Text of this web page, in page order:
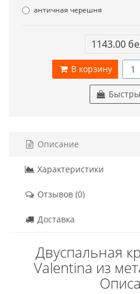
античная черешня
1143.00
В корзину
Описание
Характеристики
Отзывов (0)
Доставка
Двуспальная
Valentina из